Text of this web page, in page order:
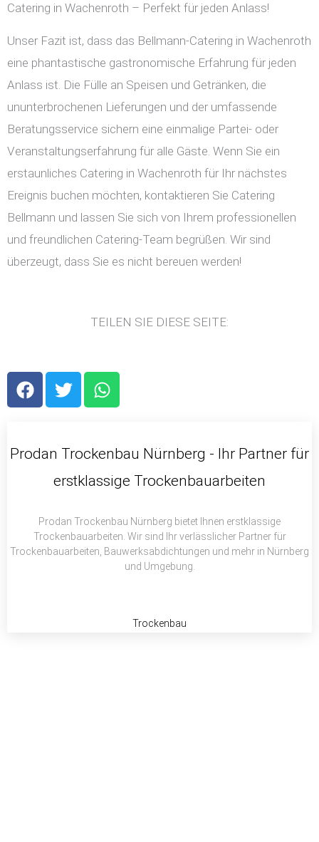
Catering in Wachenroth – Perfekt für jeden Anlass!
Unser Fazit ist, dass das Bellmann-Catering in Wachenroth
eine phantastische gastronomische Erfahrung für jeden
Anlass ist. Die Fülle an Speisen und Getränken, die
ununterbrochenen Lieferungen und der umfassende
Beratungsservice sichern eine einmalige Partei- oder
Veranstaltungserfahrung für alle Gäste. Wenn Sie ein
erstaunliches Catering in Wachenroth für Ihr nächstes
Ereignis buchen möchten, kontaktieren Sie Catering
Bellmann und lassen Sie sich von Ihrem professionellen
und freundlichen Catering-Team begrüßen. Wir sind
überzeugt, dass Sie es nicht bereuen werden!
TEILEN SIE DIESE SEITE:
F
a
b
T
w
t
r
W
h
s
p
Prodan Trockenbau Nürnberg - Ihr Partner für
erstklassige Trockenbauarbeiten
Prodan Trockenbau Nürnberg bietet Ihnen erstklassige
Trockenbauarbeiten. Wir sind Ihr verlässlicher Partner für
Trockenbauarbeiten, Bauwerksabdichtungen und mehr in Nürnberg
und Umgebung.
Trockenbau